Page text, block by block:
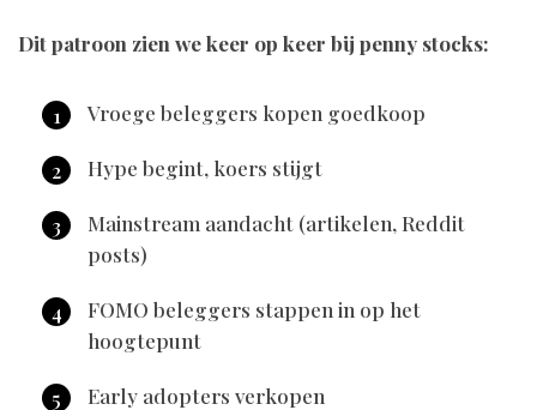
Dit patroon zien we keer op keer bij penny stocks:
Vroege beleggers kopen goedkoop
Hype begint, koers stijgt
Mainstream aandacht (artikelen, Reddit
posts)
FOMO beleggers stappen in op het
hoogtepunt
Early adopters verkopen